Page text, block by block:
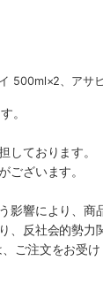
500ml×2、アサ
。
しております。
ございます。
響により、
、反社会的勢
ご注文をお受